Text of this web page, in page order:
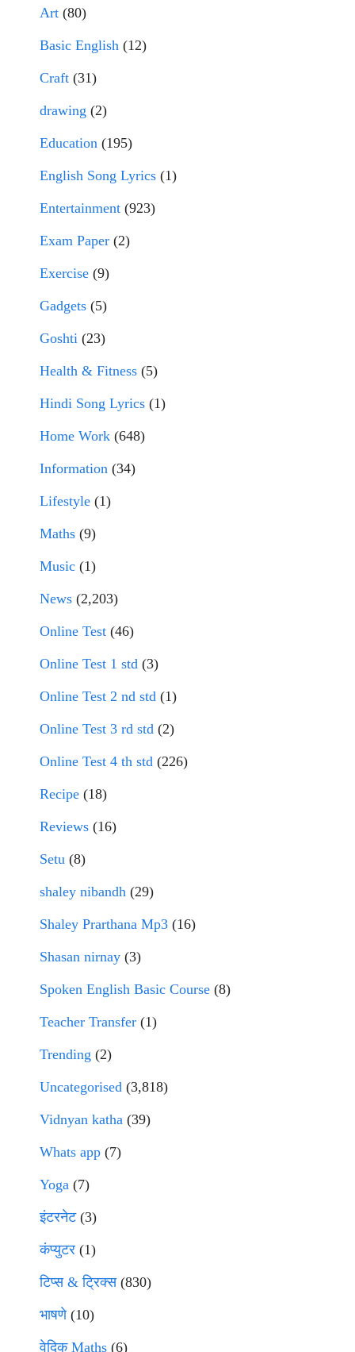
Art (80)
Basic English (12)
Craft (31)
drawing (2)
Education (195)
English Song Lyrics (1)
Entertainment (923)
Exam Paper (2)
Exercise (9)
Gadgets (5)
Goshti (23)
Health & Fitness (5)
Hindi Song Lyrics (1)
Home Work (648)
Information (34)
Lifestyle (1)
Maths (9)
Music (1)
News (2,203)
Online Test (46)
Online Test 1 std (3)
Online Test 2 nd std (1)
Online Test 3 rd std (2)
Online Test 4 th std (226)
Recipe (18)
Reviews (16)
Setu (8)
shaley nibandh (29)
Shaley Prarthana Mp3 (16)
Shasan nirnay (3)
Spoken English Basic Course (8)
Teacher Transfer (1)
Trending (2)
Uncategorised (3,818)
Vidnyan katha (39)
Whats app (7)
Yoga (7)
इंटरनेट(3)
कंप्युटर (1)
टिप्स & ट्रिक्स(830)
भाषणे(10)
वेदिक Maths (6)